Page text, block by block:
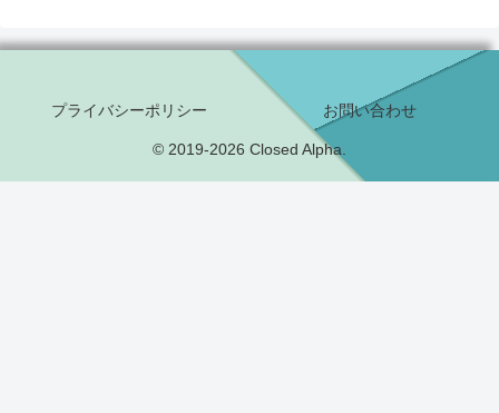
プライバシーポリシー お問い合わせ
© 2019-2026 Closed Alpha.